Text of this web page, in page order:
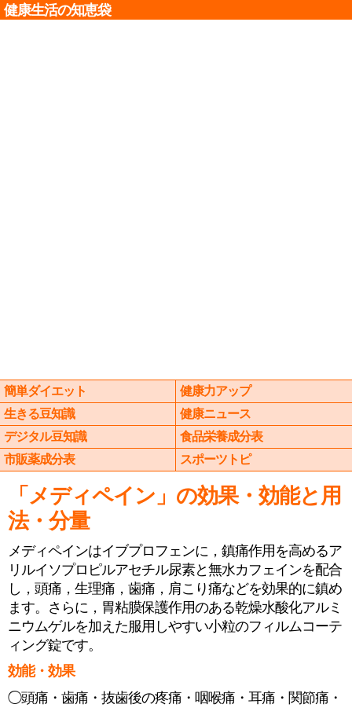
健康生活の知恵袋
簡単ダイエット
健康力アップ
生きる豆知識
健康ニュース
デジタル豆知識
食品栄養成分表
市販薬成分表
スポーツトピ
「メディペイン」の効果・効能と用
法・分量
メディペインはイブプロフェンに，鎮痛作用を高めるア
リルイソプロピルアセチル尿素と無水カフェインを配合
し，頭痛，生理痛，歯痛，肩こり痛などを効果的に鎮め
ます。さらに，胃粘膜保護作用のある乾燥水酸化アルミ
ニウムゲルを加えた服用しやすい小粒のフィルムコーテ
ィング錠です。
効能・効果
◯頭痛・歯痛・抜歯後の疼痛・咽喉痛・耳痛・関節痛・